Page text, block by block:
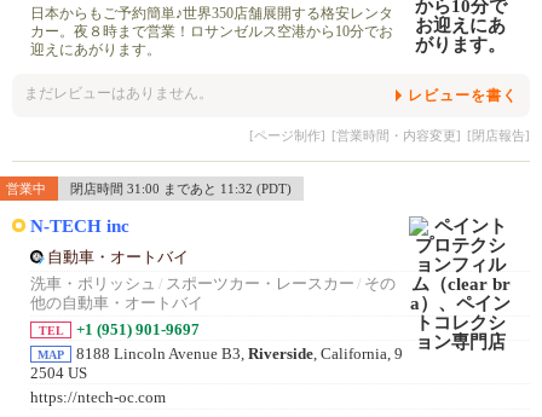
日本からもご予約簡単♪世界350店舗展開する格安レンタ
カー。夜８時まで営業！ロサンゼルス空港から10分でお
迎えにあがります。
まだレビューはありません。 レビューを書く
[ページ制作] [営業時間・内容変更] [閉店報告]
営業中 閉店時間 31:00 まであと 11:32 (PDT)
N-TECH inc
自動車・オートバイ
洗車・ポリッシュ / スポーツカー・レースカー / その
他の自動車・オートバイ
TEL +1 (951) 901-9697
MAP 8188 Lincoln Avenue B3, Riverside, California, 9
2504 US
https://ntech-oc.com